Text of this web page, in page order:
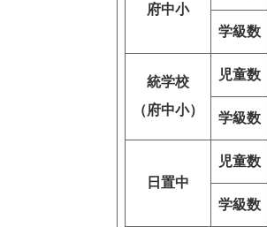
府中小
学級数
統学校
（府中小）
児童数
学級数
日置中
児童数
学級数